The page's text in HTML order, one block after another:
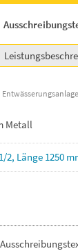
Metall
1/2, Länge 1250